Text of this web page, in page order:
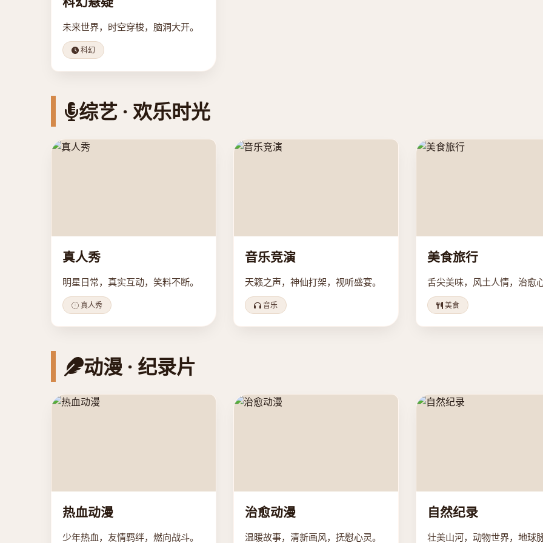
未来世界，时空穿梭，脑洞大开。
科幻
综艺 · 欢乐时光
真人秀
明星日常，真实互动，笑料不断。
真人秀
音乐竞演
天籁之声，神仙打架，视听盛宴。
音乐
美食旅行
舌尖美味，风土人情，治愈
美食
动漫 · 纪录片
热血动漫
少年热血，友情羁绊，燃向战斗。
治愈动漫
温暖故事，清新画风，抚慰心灵。
自然纪录
壮美山河，动物世界，地球